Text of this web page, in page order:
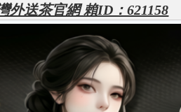
外送茶官網 賴ID：621158